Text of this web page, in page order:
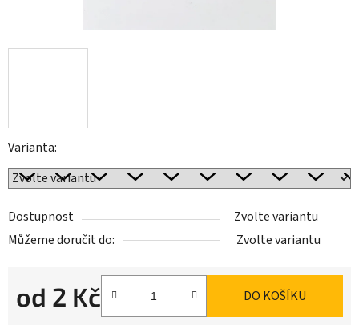
Varianta:
Dostupnost
Zvolte variantu
Můžeme doručit do:
Zvolte variantu
od 2 Kč DO KOŠÍKU